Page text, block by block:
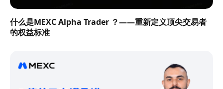
什么是MEXC Alpha Trader ？——重新定义顶尖交易者
的权益标准